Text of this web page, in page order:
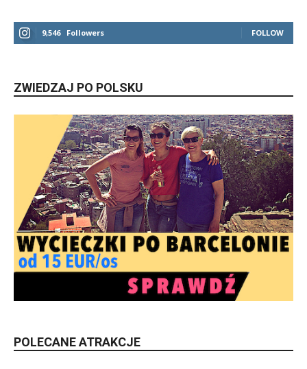
9,546 Followers FOLLOW
ZWIEDZAJ PO POLSKU
POLECANE ATRAKCJE